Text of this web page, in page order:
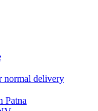
normal delivery
Patna